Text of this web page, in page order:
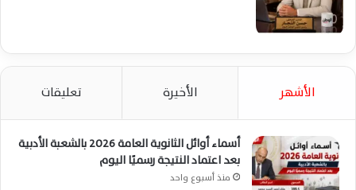
الأشهر الأخيرة تعليقات
أسماء أوائل الثانوية العامة 2026 بالشعبة الأدبية
بعد اعتماد النتيجة رسميًا اليوم
منذ أسبوع واحد